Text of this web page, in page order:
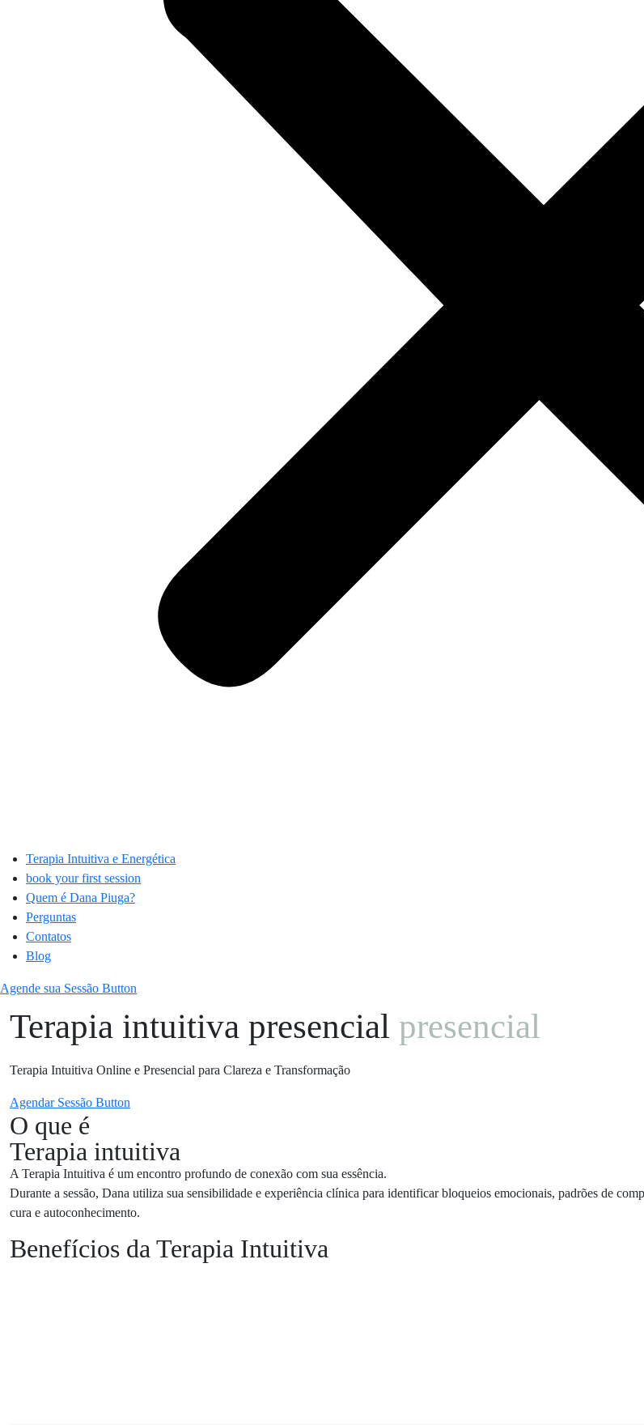
Terapia Intuitiva e Energética
book your first session
Quem é Dana Piuga?
Perguntas
Contatos
Blog
Agende sua Sessão Button
Terapia intuitiva presencial presencial
Terapia Intuitiva Online e Presencial para Clareza e Transformação
Agendar Sessão Button
O que é
Terapia intuitiva
A Terapia Intuitiva é um encontro profundo de conexão com sua essência.
Durante a sessão, Dana utiliza sua sensibilidade e experiência clínica para identificar bloqueios emocionais, padrões de
cura e autoconhecimento.
Benefícios da Terapia Intuitiva